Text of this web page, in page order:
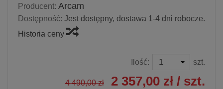
Producent: Arcam
Dostępność: Jest dostępny, dostawa 1-4 dni robocze.
Historia ceny
Ilość: szt.
4 490,00 zł 2 357,00 zł / szt.